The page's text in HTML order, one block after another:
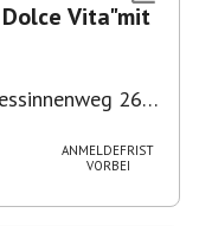
260,
ANMELDEFRIST
VORBEI